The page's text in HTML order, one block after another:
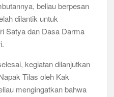
beliau berpesan
dilantik untuk
Satya dan Dasa Darma
kegiatan dilanjutkan
Tilas oleh Kak
mengingatkan bahwa